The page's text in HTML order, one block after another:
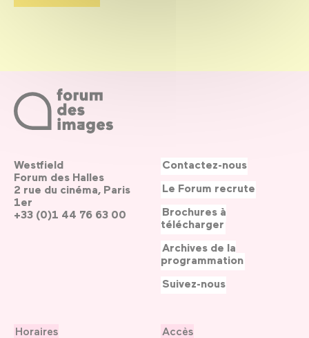
Westfield
Forum des Halles
2 rue du cinéma, Paris
1er
+33 (0)1 44 76 63 00
Horaires
Accès
Contactez-nous
Le Forum recrute
Brochures à
télécharger
Archives de la
programmation
Suivez-nous